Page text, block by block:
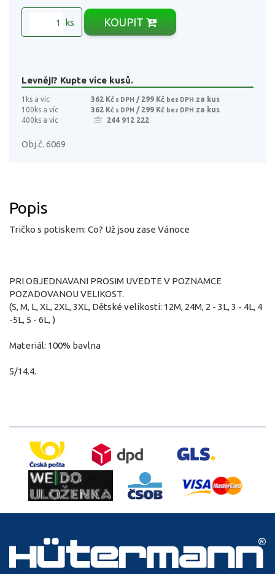
ks KOUPIT
Levněji? Kupte více kusů.
1ks a víc 362 Kč s DPH / 299 Kč bez DPH za kus
100ks a víc
362 Kč s DPH / 299 Kč bez DPH za kus
400ks a víc
244 912 222
Obj.č. 6069
Popis
Tričko s potiskem: Co? Už jsou zase Vánoce
PRI OBJEDNAVANI PROSIM UVEDTE V POZNAMCE
POZADOVANOU VELIKOST.
(S, M, L, XL, 2XL, 3XL, Dětské velikosti: 12M, 24M, 2 - 3L, 3 - 4L, 4
-5L, 5 - 6L, )
Materiál: 100% bavlna
5/14.4.